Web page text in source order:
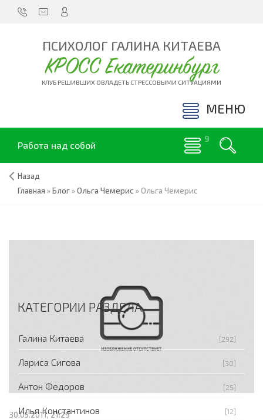
ПСИХОЛОГ ГАЛИНА КИТАЕВА
КРОСС Екатеринбург
КЛУБ РЕШИВШИХ ОВЛАДЕТЬ СТРЕССОВЫМИ СИТУАЦИЯМИ
МЕНЮ
Работа над собой
Назад
Главная »Блог»Ольга Чемерис »Ольга Чемерис
30.05.2011, 21:29
КАТЕГОРИИ РАЗДЕЛА
Галина Китаева [292]
Лариса Сигова [30]
Антон Федоров [25]
Илья Константинов [12]